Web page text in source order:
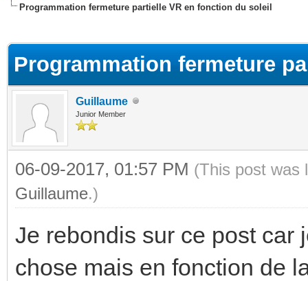
Programmation fermeture partielle VR en fonction du soleil
Programmation fermeture
Guillaume
Junior Member
06-09-2017, 01:57 PM (This post was
Guillaume.)
Je rebondis sur ce post car
chose mais en fonction de